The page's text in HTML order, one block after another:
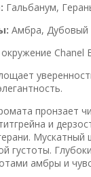
Гальбанум,
Амбра, Дубовый
Chanel
пронзает
и
Мускатный
густоты.
амбры и